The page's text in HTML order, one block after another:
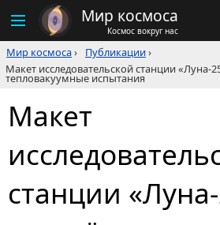
Мир космоса
Космос вокруг нас
Мир космоса› Публикации›
Макет исследовательской станции «Луна-
тепловакуумные испытания
Макет
станции